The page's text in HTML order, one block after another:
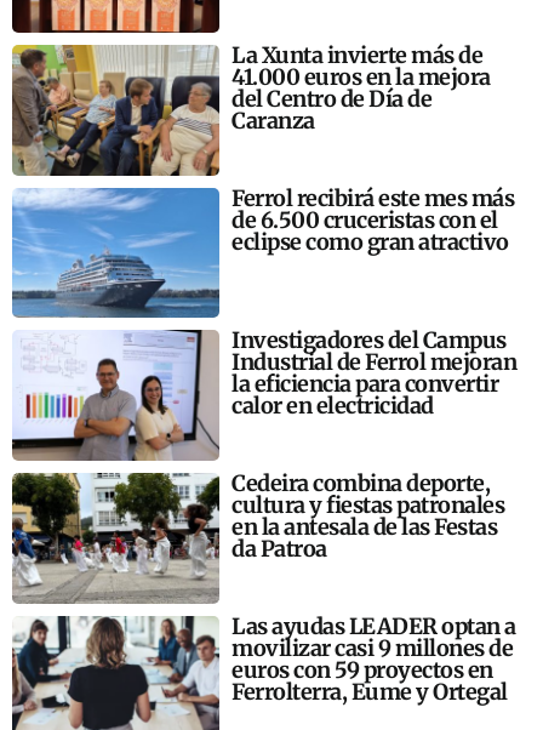
La Xunta invierte más de
41.000 euros en la mejora
del Centro de Día de
Caranza
Ferrol recibirá este mes más
de 6.500 cruceristas con el
eclipse como gran atractivo
Investigadores del Campus
Industrial de Ferrol mejoran
la eficiencia para convertir
calor en electricidad
Cedeira combina deporte,
cultura y fiestas patronales
en la antesala de las Festas
da Patroa
Las ayudas LEADER optan a
movilizar casi 9 millones de
euros con 59 proyectos en
Ferrolterra, Eume y Ortegal